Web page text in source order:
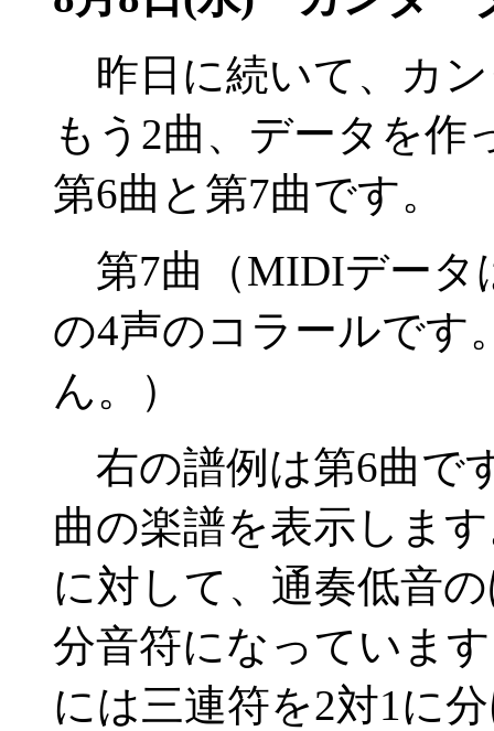
昨日に続いて、カ
もう2曲、データを作
第6曲と第7曲です。
第7曲（MIDIデータ
の4声のコラールです
ん。）
右の譜例は第6曲で
曲の楽譜を表示しま
に対して、通奏低音
分音符になっていま
には三連符を2対1に